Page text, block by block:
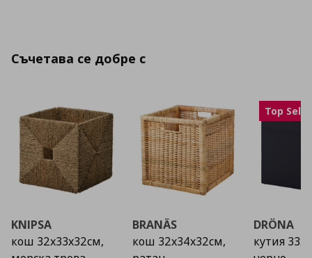
Съчетава се добре с
KNIPSA
кош 32х33х32см,
BRANÄS
кош 32х34х32см,
Top
DRÖNA
кутия